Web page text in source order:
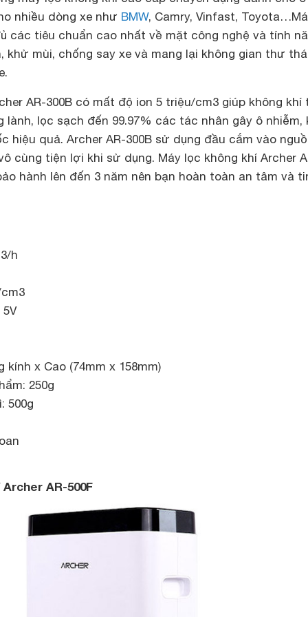
nhiều dòng xe như BMW, Camry, Vinfast,
các tiêu chuẩn cao nhất về mặt công nghệ và tính
khử mùi, chống say xe và mang lại không gian thư
AR-300B có mất độ ion 5 triệu/cm3 giúp không khí
lành, lọc sạch đến 99.97% các tác nhân gây ô nhiễm,
hiệu quả. Archer AR-300B sử dụng đầu cắm vào
cùng tiện lợi khi sử dụng. Máy lọc không khí Archer
hành lên đến 3 năm nên bạn hoàn toàn an tâm và
h
5V
x Cao (74mm x 158mm)
250g
500g
AR-500F